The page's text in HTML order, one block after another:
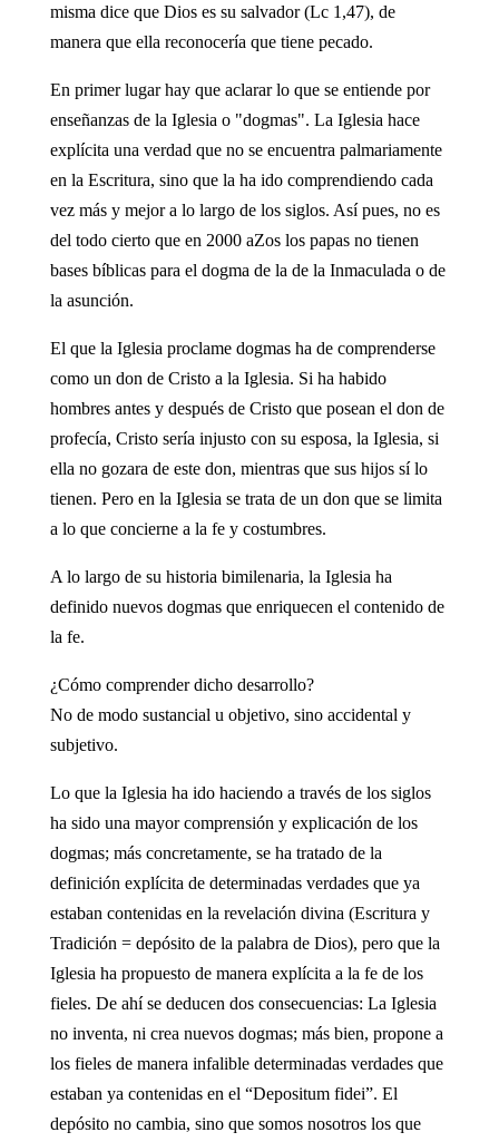
misma dice que Dios es su salvador (Lc 1,47), de
manera que ella reconocería que tiene pecado.
En primer lugar hay que aclarar lo que se entiende por
enseñanzas de la Iglesia o "dogmas". La Iglesia hace
explícita una verdad que no se encuentra palmariamente
en la Escritura, sino que la ha ido comprendiendo cada
vez más y mejor a lo largo de los siglos. Así pues, no es
del todo cierto que en 2000 aZos los papas no tienen
bases bíblicas para el dogma de la de la Inmaculada o de
la asunción.
El que la Iglesia proclame dogmas ha de comprenderse
como un don de Cristo a la Iglesia. Si ha habido
hombres antes y después de Cristo que posean el don de
profecía, Cristo sería injusto con su esposa, la Iglesia, si
ella no gozara de este don, mientras que sus hijos sí lo
tienen. Pero en la Iglesia se trata de un don que se limita
a lo que concierne a la fe y costumbres.
A lo largo de su historia bimilenaria, la Iglesia ha
definido nuevos dogmas que enriquecen el contenido de
la fe.
¿Cómo comprender dicho desarrollo?
No de modo sustancial u objetivo, sino accidental y
subjetivo.
Lo que la Iglesia ha ido haciendo a través de los siglos
ha sido una mayor comprensión y explicación de los
dogmas; más concretamente, se ha tratado de la
definición explícita de determinadas verdades que ya
estaban contenidas en la revelación divina (Escritura y
Tradición = depósito de la palabra de Dios), pero que la
Iglesia ha propuesto de manera explícita a la fe de los
fieles. De ahí se deducen dos consecuencias: La Iglesia
no inventa, ni crea nuevos dogmas; más bien, propone a
los fieles de manera infalible determinadas verdades que
estaban ya contenidas en el “Depositum fidei”. El
depósito no cambia, sino que somos nosotros los que